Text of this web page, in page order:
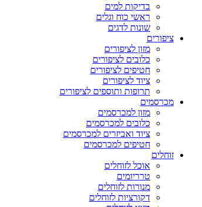
בדיקות למים
ראשי כוח וגלים
שונות לדגים
ציפורים
מזון לציפורים
כלובים לציפורים
חטיפים לציפורים
ציוד לציפורים
תרופות ותוספים לציפורים
מכרסמים
מזון למכרסמים
כלובים למכרסמים
ציוד ואביזרים למכרסמים
חטיפים למכרסמים
זוחלים
אוכל לזוחלים
טרריומים
מנורות לזוחלים
דקורציות לזוחלים